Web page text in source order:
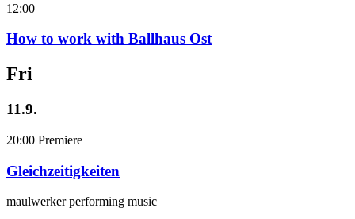
12:00
How to work with Ballhaus Ost
Fri
11.9.
20:00 Premiere
Gleichzeitigkeiten
maulwerker performing music